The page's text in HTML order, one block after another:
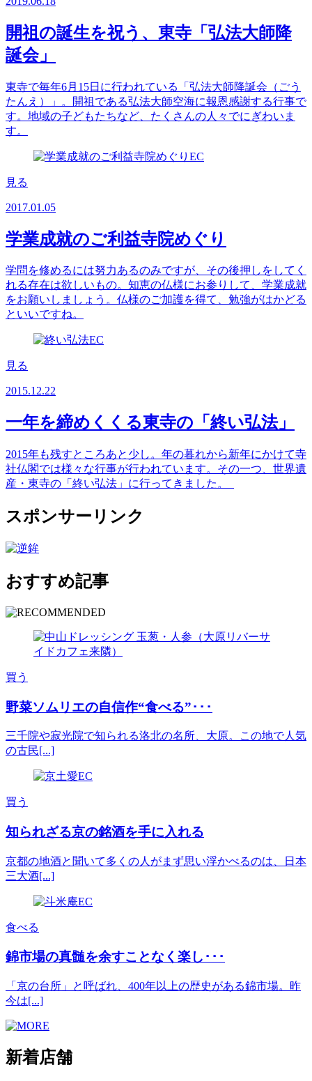
開祖の誕生を祝う、東寺「弘法大師降
誕会」
東寺で毎年6月15日に行われている「弘法大師降誕会（ごう
たんえ）」。開祖である弘法大師空海に報恩感謝する行事で
す。地域の子どもたちなど、たくさんの人々でにぎわいま
す。
見る
2017.01.05
学業成就のご利益寺院めぐり
学問を修めるには努力あるのみですが、その後押しをしてく
れる存在は欲しいもの。知恵の仏様にお参りして、学業成就
をお願いしましょう。仏様のご加護を得て、勉強がはかどる
といいですね。
見る
2015.12.22
一年を締めくくる東寺の「終い弘法」
2015年も残すところあと少し。年の暮れから新年にかけて寺
社仏閣では様々な行事が行われています。その一つ、世界遺
産・東寺の「終い弘法」に行ってきました。
スポンサーリンク
おすすめ記事
買う
野菜ソムリエの自信作“食べる”･･･
三千院や寂光院で知られる洛北の名所、大原。この地で人気
の古民[...]
買う
知られざる京の銘酒を手に入れる
京都の地酒と聞いて多くの人がまず思い浮かべるのは、日本
三大酒[...]
食べる
錦市場の真髄を余すことなく楽し･･･
「京の台所」と呼ばれ、400年以上の歴史がある錦市場。昨
今は[...]
新着店舗